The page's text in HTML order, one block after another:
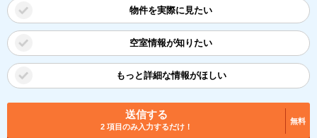
物件を実際に見たい
空室情報が知りたい
もっと詳細な情報がほしい
送信する
2 項目のみ入力するだけ！
無料